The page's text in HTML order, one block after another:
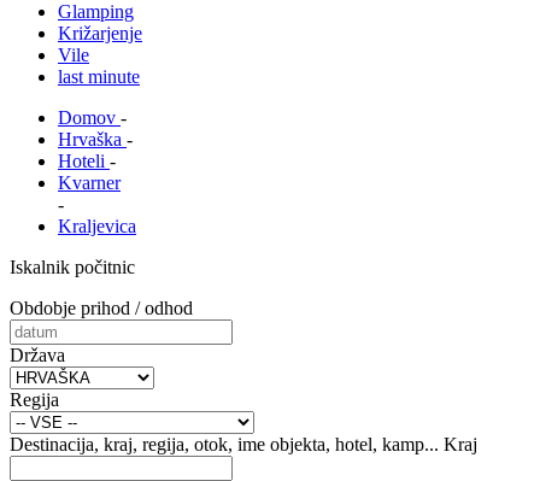
Glamping
Križarjenje
Vile
last minute
Domov -
Hrvaška -
Hoteli -
Kvarner
-
Kraljevica
Iskalnik počitnic
Obdobje prihod / odhod
Država
Regija
Destinacija, kraj, regija, otok, ime objekta, hotel, kamp... Kraj